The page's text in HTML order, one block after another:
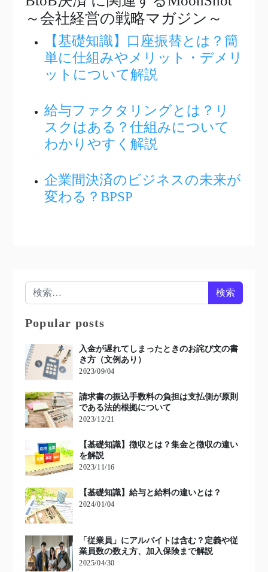
～会社経営の戦略マガジン～
【基礎知識】口座振替とは？簡
単に仕組みやメリット・デメリ
ットについて解説
給与ファクタリングとは？リ
スクはある？仕組みについて
わかりやすく解説
企業間決済のビジネスの未来が
変わる？BPSP
検索:
Popular posts
入金が遅れてしまったときのお詫び文の書
き方（文例あり）
2023/09/04
請求書の振込手数料の負担は支払側が原則
である法的根拠について
2023/12/21
【基礎知識】徴収とは？集金と徴収の違い
を解説
2023/11/16
【基礎知識】給与と給料の違いとは？
2024/01/04
「従業員」にアルバイトは含む？定義や従
業員数の数え方、加入保険まで解説
2025/04/30